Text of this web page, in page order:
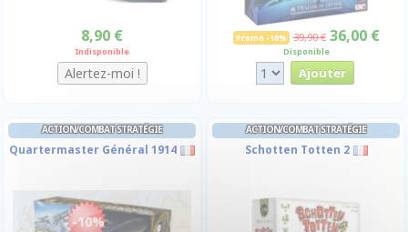
8,90 €
Indisponible
Promo -10% 39,90 € 36,00 €
Disponible
ACTION/COMBAT STRATÉGIE
Quartermaster Général 1914
-10%
ACTION/COMBAT STRATÉGIE
Schotten Totten 2